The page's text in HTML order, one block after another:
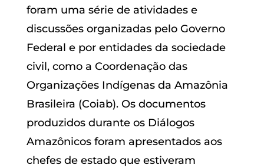
foram uma série de atividades e
discussões organizadas pelo Governo
Federal e por entidades da sociedade
civil, como a Coordenação das
Organizações Indígenas da Amazônia
Brasileira (Coiab). Os documentos
produzidos durante os Diálogos
Amazônicos foram apresentados aos
chefes de estado que estiveram